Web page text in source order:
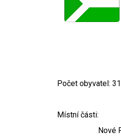
Počet obyvatel:
Místní části:
Nové Ransko,